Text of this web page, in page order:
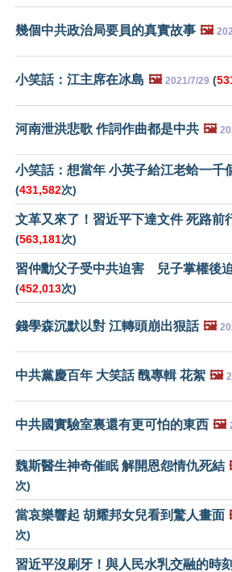
幾個中共政治局要員的真實故事 🖼️
小笑話：江主席在冰島 🖼️ 2021/7/29 (
河南泄洪悲歌 作詞作曲都是中共 🖼️
小笑話：想當年 小英子給江老蛤一千
(431,582次)
文革又來了！習近平下達文件 死路前
(563,181次)
習仲勳父子受中共迫害 兒子掌權後
(452,013次)
錢學森沉默以對 江轉頭崩出狠話 🖼️
中共黨慶百年 大笑話 醜專輯 花絮 🖼️
中共國實驗室裏還有更可怕的東西 🖼️
魏斯醫生神奇催眠 解開恩怨情仇死結
次)
當哀樂響起 胡耀邦女兒看到驚人畫面
次)
習近平沒刷牙！與人民水乳交融的時刻